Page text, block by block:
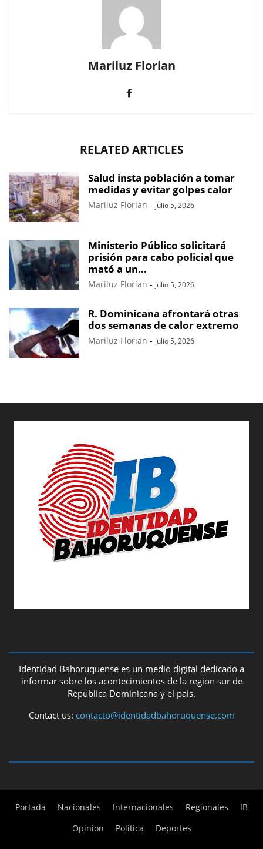
Mariluz Florian
RELATED ARTICLES
Salud insta población a tomar
medidas y evitar golpes calor
Mariluz Florian - julio 5, 2026
Ministerio Público solicitará
prisión para cabo policial que
mató a un...
Mariluz Florian - julio 5, 2026
R. Dominicana afrontará otras
dos semanas de calor extremo
Mariluz Florian - julio 5, 2026
Identidad Bahoruquense es un medio digital dedicado a
informar sobre los acontecimientos de la region sur de
Republica Dominicana y el pais.
Contact us: contacto@identidadbahoruquense.com
Portada Nacionales Internacionales Regionales
IB
Opinion
Política Deportes